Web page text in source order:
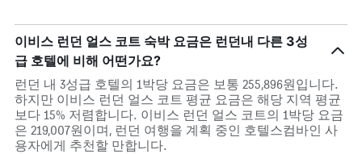
이비스 런던 얼스 코트 숙박 요금은 런던내 다른 3성
급 호텔에 비해 어떤가요?
런던 내 3성급 호텔의 1박당 요금은 보통 255,896원입니다.
하지만 이비스 런던 얼스 코트 평균 요금은 해당 지역 평균
보다 15% 저렴합니다. 이비스 런던 얼스 코트의 1박당 요금
은 219,007원이며, 런던 여행을 계획 중인 호텔스컴바인 사
용자에게 추천할 만합니다.